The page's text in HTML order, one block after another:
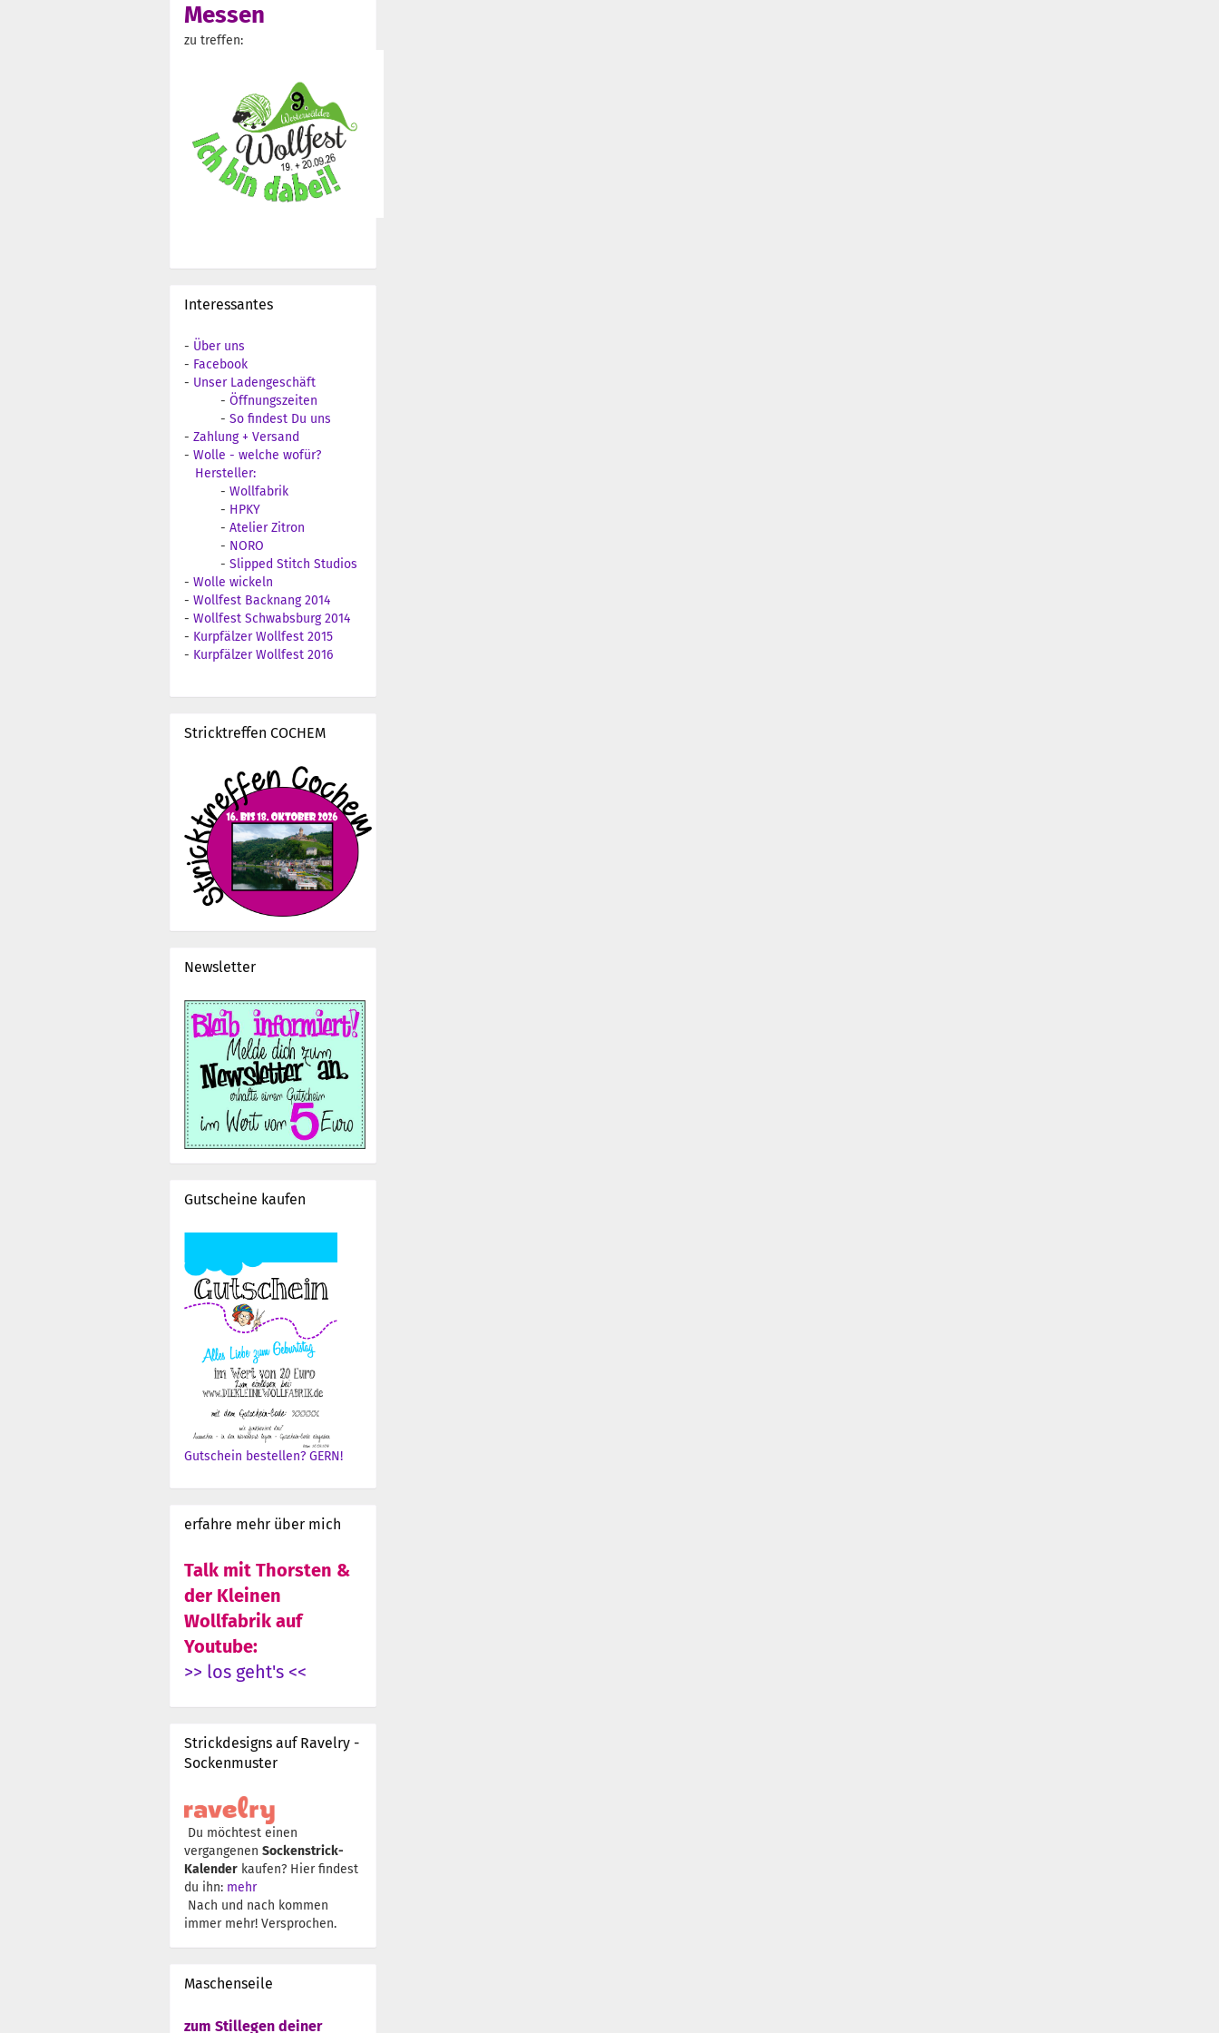
Messen
zu treffen:
Interessantes
- Über uns
- Facebook
- Unser Ladengeschäft
- Öffnungszeiten
- So findest Du uns
- Zahlung + Versand
- Wolle - welche wofür?
Hersteller:
- Wollfabrik
- HPKY
- Atelier Zitron
- NORO
- Slipped Stitch Studios
- Wolle wickeln
- Wollfest Backnang 2014
- Wollfest Schwabsburg 2014
- Kurpfälzer Wollfest 2015
- Kurpfälzer Wollfest 2016
Stricktreffen COCHEM
Newsletter
Gutscheine kaufen
Gutschein bestellen? GERN!
erfahre mehr über mich
Talk mit Thorsten &
der Kleinen
Wollfabrik auf
Youtube:
>> los geht's <<
Strickdesigns auf Ravelry -
Sockenmuster
Du möchtest einen
vergangenen Sockenstrick-
Kalender kaufen? Hier findest
du ihn: mehr
Nach und nach kommen
immer mehr! Versprochen.
Maschenseile
zum Stillegen deiner